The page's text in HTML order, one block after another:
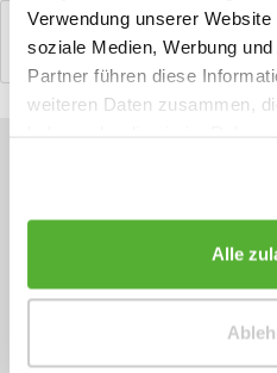
Verwendung unserer
soziale Medien, Werbung
Partner führen diese
weiteren Daten zusammen,
Alle
Bewertungen
0
Bewertungen lesen, schreiben
Sie haben
+49 (0)4244 965 34 04